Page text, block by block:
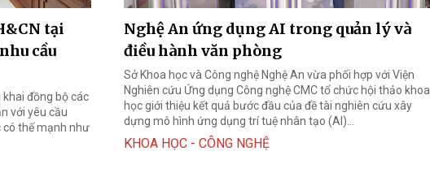
tại
cầu
đồng bộ các
với yêu cầu
có thế mạnh như
Nghệ An ứng dụng AI trong quản lý và
điều hành văn phòng
Sở Khoa học và Công nghệ Nghệ An vừa phối hợp với Viện
Nghiên cứu Ứng dụng Công nghệ CMC tổ chức hội thảo khoa
học giới thiệu kết quả bước đầu của đề tài nghiên cứu xây
dựng mô hình ứng dụng trí tuệ nhân tạo (AI)...
KHOA HỌC - CÔNG NGHỆ